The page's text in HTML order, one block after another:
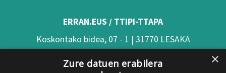
ERRAN.EUS / TTIPI-TTAPA
Koskontako bidea, 07 - 1 | 31770 LESAKA
×
Zure datuen erabilera